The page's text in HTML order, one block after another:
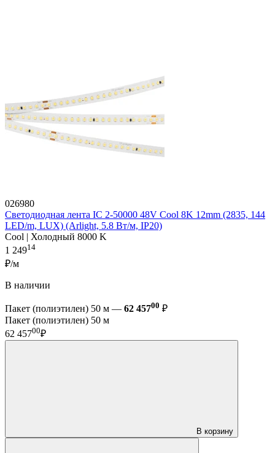
026980
Светодиодная лента IC 2-50000 48V Cool 8K 12mm (2835, 144
LED/m, LUX) (Arlight, 5.8 Вт/м, IP20)
Cool | Холодный 8000 K
1 24914
₽/м
В наличии
Пакет (полиэтилен) 50 м — 62 45700 ₽
Пакет (полиэтилен) 50 м
62 45700₽
В корзину